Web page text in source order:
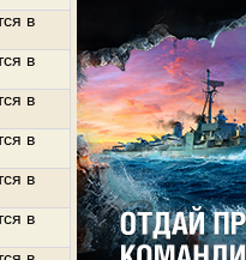
в
в
в
в
в
в